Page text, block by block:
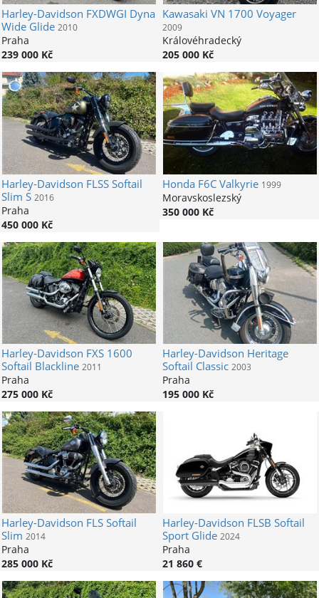
Harley-Davidson FXDWGI Dyna
Wide Glide 2010
Praha
239 000 Kč
Kawasaki VN 1700 Voyager
2009
Královéhradecký
205 000 Kč
Harley-Davidson FLSS Softail
Slim S 2016
Praha
450 000 Kč
HondaF6C Valkyrie 1999
Moravskoslezský
350 000 Kč
Harley-Davidson FXS 1600
Softail Blackline 2011
Praha
275 000 Kč
Harley-Davidson Heritage
Softail Classic 2003
Praha
195 000 Kč
Harley-Davidson FLS Softail
Slim 2014
Praha
285 000 Kč
Harley-Davidson FLSB Softail
Sport Glide 2024
Praha
21 860 €